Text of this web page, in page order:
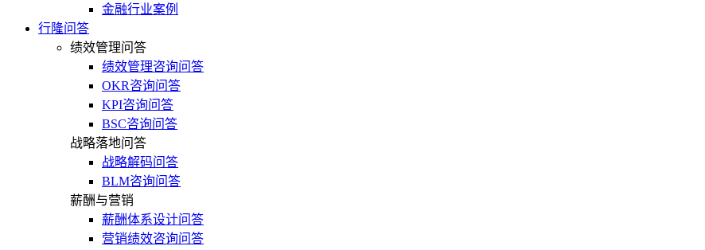
金融行业案例
行隆问答
绩效管理问答
绩效管理咨询问答
OKR咨询问答
KPI咨询问答
BSC咨询问答
战略落地问答
战略解码问答
BLM咨询问答
薪酬与营销
薪酬体系设计问答
营销绩效咨询问答